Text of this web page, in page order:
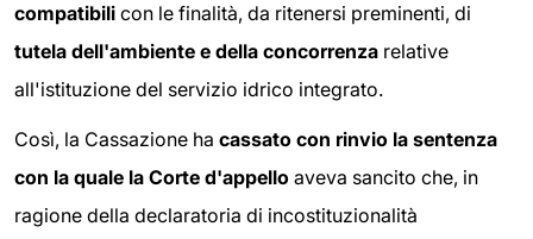
compatibili con le finalità, da ritenersi preminenti, di
tutela dell'ambiente e della concorrenza relative
all'istituzione del servizio idrico integrato.
Così, la Cassazione ha cassato con rinvio la sentenza
con la quale la Corte d'appello aveva sancito che, in
ragione della declaratoria di incostituzionalità